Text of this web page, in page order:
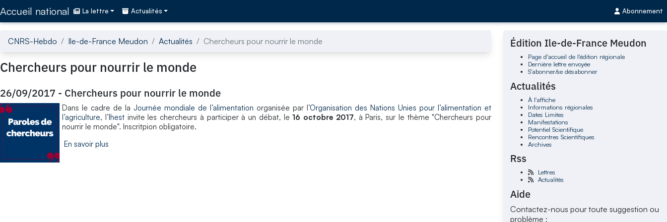
Accueil national La lettre Actualités Abonnement
CNRS-Hebdo Ile-de-France Meudon Actualités Chercheurs pour nourrir le monde
Chercheurs pour nourrir le monde
26/09/2017 - Chercheurs pour nourrir le monde
Dans le cadre de la Journée mondiale de l’alimentation organisée par l’Organisation des Nations Unies pour l’alimentation et
l’agriculture, l’Ihestinvite les chercheurs à participer à un débat, le16 octobre 2017, à Paris, sur le thème "Chercheurs pour
nourrir le monde". Inscritpion obligatoire.
En savoir plus
Édition Ile-de-France Meudon
Page d'accueil de l'édition régionale
Dernière lettre envoyée
S'abonner/se désabonner
Actualités
À l'affiche
Informations régionales
Dates Limites
Manifestations
Potentiel Scientifique
Rencontres Scientifiques
Archives
Rss
Lettres
Actualités
Aide
Contactez-nous pour toute suggestion ou
problème :